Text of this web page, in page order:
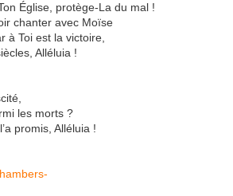
Église, protège-La du mal !
chanter avec Moïse
à Toi est la victoire,
Alléluia !
les morts ?
promis, Alléluia !